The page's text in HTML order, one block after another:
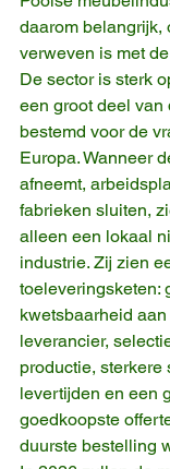
daarom belangrijk,
verweven is met
De sector is sterk
een groot deel van
bestemd voor de
Europa. Wanneer
afneemt,
fabrieken sluiten,
alleen een lokaal
industrie. Zij zien
toeleveringsketen:
kwetsbaarheid
leverancier,
productie,
levertijden en een
goedkoopste
duurste bestelling